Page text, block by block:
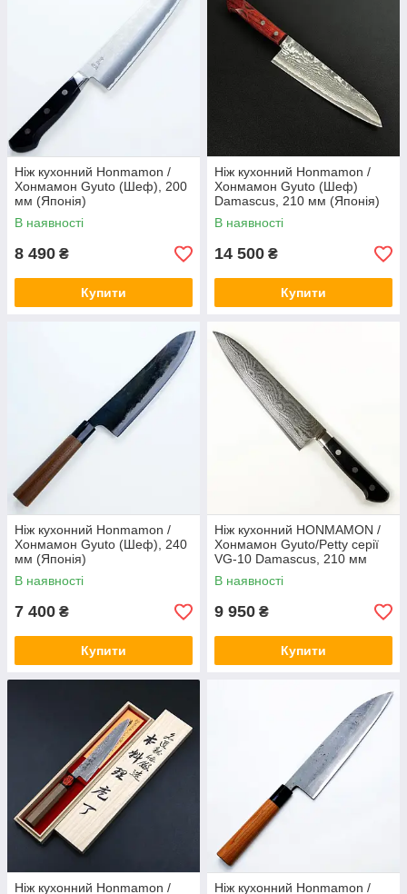
Ніж кухонний Honmamon /
Хонмамон Gyuto (Шеф), 200
мм (Японія)
В наявності
8 490 ₴
Купити
Ніж кухонний Honmamon /
Хонмамон Gyuto (Шеф)
Damascus, 210 мм (Японія)
В наявності
14 500 ₴
Купити
Ніж кухонний Honmamon /
Хонмамон Gyuto (Шеф), 240
мм (Японія)
В наявності
7 400 ₴
Купити
Ніж кухонний HONMAMON /
Хонмамон Gyuto/Petty серії
VG-10 Damascus, 210 мм
(Японія)
В наявності
9 950 ₴
Купити
Ніж кухонний Honmamon /
Ніж кухонний Honmamon /